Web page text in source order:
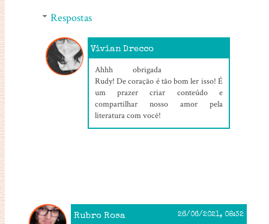
Respostas
Vivian Drecco
Ahhh obrigada
Rudy! De coração é tão bom ler isso! É
um prazer criar conteúdo e
compartilhar nosso amor pela
literatura com você!
Rubro Rosa 26/06/2021, 08:32